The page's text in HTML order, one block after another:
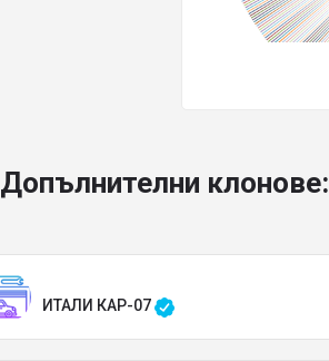
Допълнителни клонове:
ИТАЛИ КАР-07